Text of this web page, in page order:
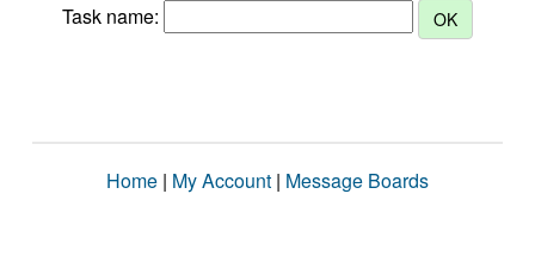
Task name:
Home | My Account | Message Boards